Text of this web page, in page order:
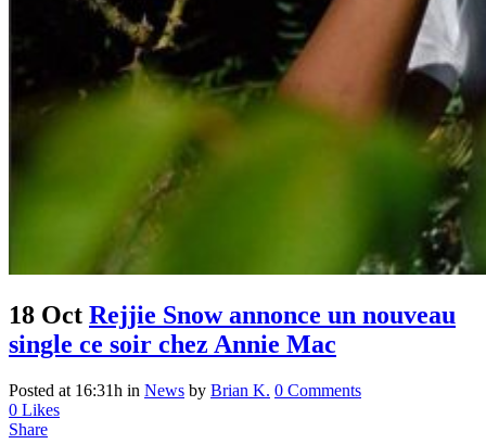
18 Oct Rejjie Snow annonce un nouveau
single ce soir chez Annie Mac
Posted at 16:31h in News by Brian K. 0 Comments
0 Likes
Share